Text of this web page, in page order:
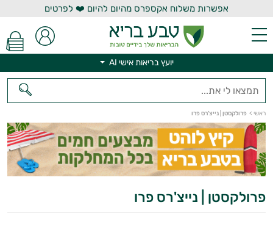
אפשרות משלוח אקספרס מהיום להיום ❤️ לפרטים
יועץ בריאות אישי AI
ראשי > פרולקסטן | נייצ'רס פרו
פרולקסטן | נייצ'רס פרו
יועץ בריאות אישי AI